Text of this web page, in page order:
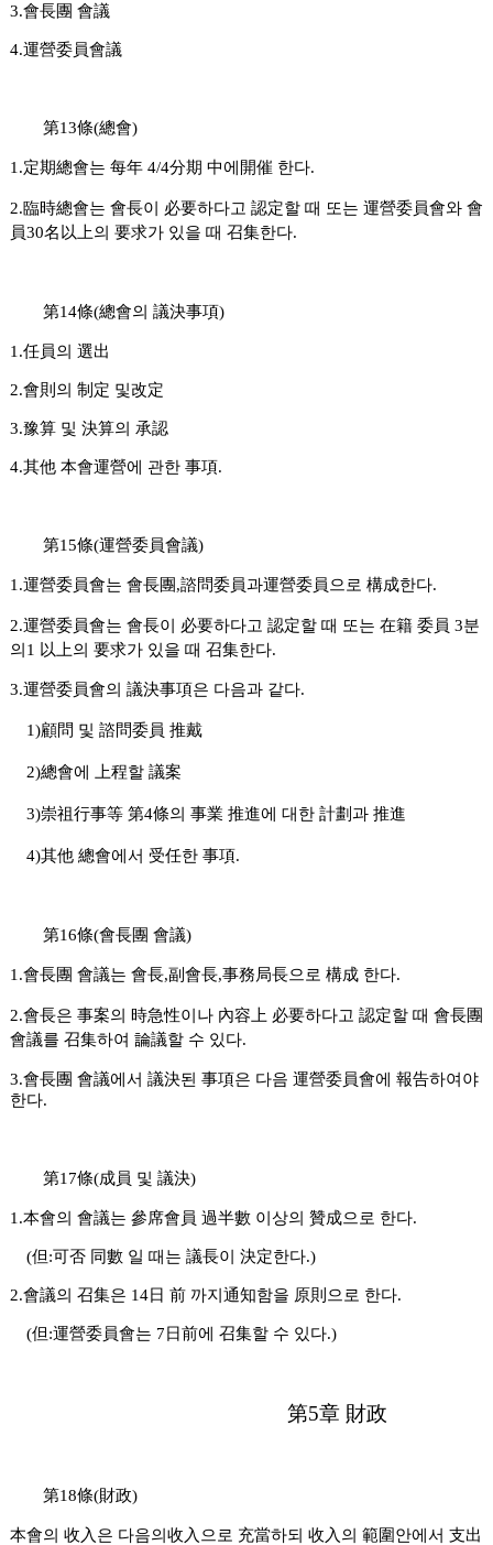
3.會長團 會議
4.運營委員會議
第13條(總會)
1.定期總會는 每年 4/4分期 中에開催 한다.
2.臨時總會는 會長이 必要하다고 認定할 때 또는 運營委員會와 會
員30名以上의 要求가 있을 때 召集한다.
第14條(總會의 議決事項)
1.任員의 選出
2.會則의 制定 및改定
3.豫算 및 決算의 承認
4.其他 本會運營에 관한 事項.
第15條(運營委員會議)
1.運營委員會는 會長團,諮問委員과運營委員으로 構成한다.
2.運營委員會는 會長이 必要하다고 認定할 때 또는 在籍 委員 3분
의1 以上의 要求가 있을 때 召集한다.
3.運營委員會의 議決事項은 다음과 같다.
1)顧問 및 諮問委員 推戴
2)總會에 上程할 議案
3)崇祖行事等 第4條의 事業 推進에 대한 計劃과 推進
4)其他 總會에서 受任한 事項.
第16條(會長團 會議)
1.會長團 會議는 會長,副會長,事務局長으로 構成 한다.
2.會長은 事案의 時急性이나 內容上 必要하다고 認定할 때 會長團
會議를 召集하여 論議할 수 있다.
3.會長團 會議에서 議決된 事項은 다음 運營委員會에 報告하여야
한다.
第17條(成員 및 議決)
1.本會의 會議는 參席會員 過半數 이상의 贊成으로 한다.
(但:可否 同數 일 때는 議長이 決定한다.)
2.會議의 召集은 14日 前 까지通知함을 原則으로 한다.
(但:運營委員會는 7日前에 召集할 수 있다.)
第5章 財政
第18條(財政)
本會의 收入은 다음의收入으로 充當하되 收入의 範圍안에서 支出